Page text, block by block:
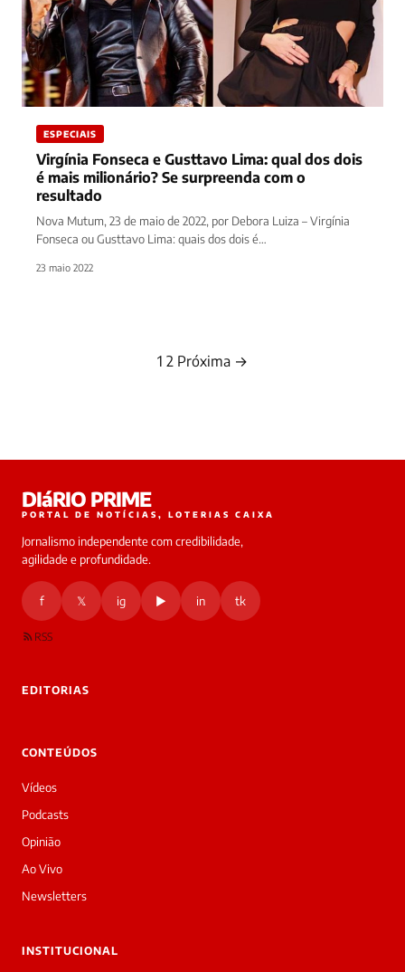
ESPECIAIS
Virgínia Fonseca e Gusttavo Lima: qual dos dois
é mais milionário? Se surpreenda com o
resultado
Nova Mutum, 23 de maio de 2022, por Debora Luiza – Virgínia
Fonseca ou Gusttavo Lima: quais dos dois é…
23 maio 2022
1 2 Próxima →
DIáRIO PRIME
PORTAL DE NOTÍCIAS, LOTERIAS CAIXA
Jornalismo independente com credibilidade,
agilidade e profundidade.
f 𝕏 ig ▶ in tk
RSS
EDITORIAS
CONTEÚDOS
Vídeos
Podcasts
Opinião
Ao Vivo
Newsletters
INSTITUCIONAL